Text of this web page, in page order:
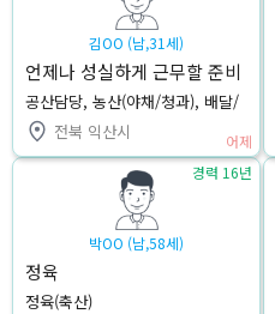
김OO (남,31세)
언제나 성실하게 근무할 준비
가 되어 있습니다.
공산담당, 농산(야채/청과), 배달/
배송기사
전북 익산시 어제
박OO (남,58세)
정육
정육(축산)
경력 16년